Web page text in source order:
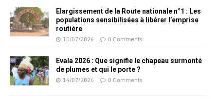
Elargissement de la Route nationale n°1 : Les
populations sensibilisées à libérer l’emprise
routière
15/07/2026 0 Comments
Evala 2026 : Que signifie le chapeau surmonté
de plumes et qui le porte ?
14/07/2026 0 Comments